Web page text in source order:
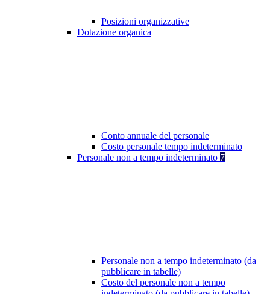
Posizioni organizzative
Dotazione organica
Conto annuale del personale
Costo personale tempo indeterminato
Personale non a tempo indeterminato 7
Personale non a tempo indeterminato (da
pubblicare in tabelle)
Costo del personale non a tempo